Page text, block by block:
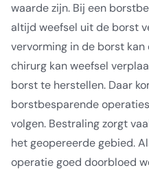
waarde zijn. Bij een
altijd weefsel uit de borst
vervorming in de borst
chirurg kan weefsel
borst te herstellen. Daar
borstbesparende
volgen. Bestraling zorgt
het geopereerde gebied.
operatie goed doorbloed